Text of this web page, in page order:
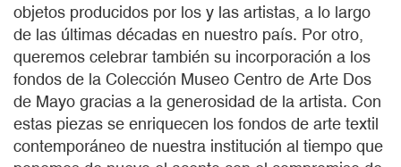
objetos producidos por los y las artistas, a lo largo
de las últimas décadas en nuestro país. Por otro,
queremos celebrar también su incorporación a los
fondos de la Colección Museo Centro de Arte Dos
de Mayo gracias a la generosidad de la artista. Con
estas piezas se enriquecen los fondos de arte textil
contemporáneo de nuestra institución al tiempo que